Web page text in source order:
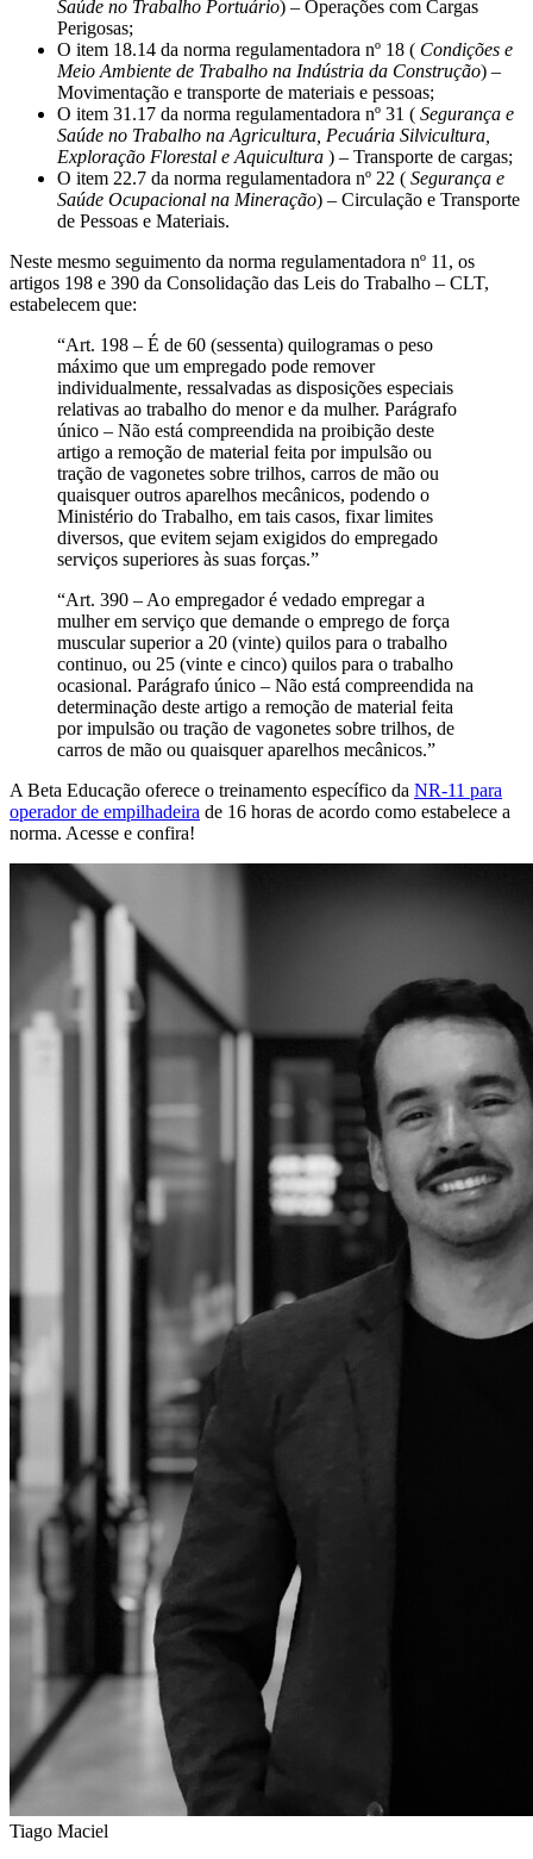
Saúde no Trabalho Portuário) – Operações com Cargas
Perigosas;
O item 18.14 da norma regulamentadora nº 18 ( Condições e
Meio Ambiente de Trabalho na Indústria da Construção) –
Movimentação e transporte de materiais e pessoas;
O item 31.17 da norma regulamentadora nº 31 ( Segurança e
Saúde no Trabalho na Agricultura, Pecuária Silvicultura,
Exploração Florestal e Aquicultura ) – Transporte de cargas;
O item 22.7 da norma regulamentadora nº 22 ( Segurança e
Saúde Ocupacional na Mineração) – Circulação e Transporte
de Pessoas e Materiais.
Neste mesmo seguimento da norma regulamentadora nº 11, os
artigos 198 e 390 da Consolidação das Leis do Trabalho – CLT,
estabelecem que:
“Art. 198 – É de 60 (sessenta) quilogramas o peso
máximo que um empregado pode remover
individualmente, ressalvadas as disposições especiais
relativas ao trabalho do menor e da mulher. Parágrafo
único – Não está compreendida na proibição deste
artigo a remoção de material feita por impulsão ou
tração de vagonetes sobre trilhos, carros de mão ou
quaisquer outros aparelhos mecânicos, podendo o
Ministério do Trabalho, em tais casos, fixar limites
diversos, que evitem sejam exigidos do empregado
serviços superiores às suas forças.”
“Art. 390 – Ao empregador é vedado empregar a
mulher em serviço que demande o emprego de força
muscular superior a 20 (vinte) quilos para o trabalho
continuo, ou 25 (vinte e cinco) quilos para o trabalho
ocasional. Parágrafo único – Não está compreendida na
determinação deste artigo a remoção de material feita
por impulsão ou tração de vagonetes sobre trilhos, de
carros de mão ou quaisquer aparelhos mecânicos.”
A Beta Educação oferece o treinamento específico da NR-11 para
operador de empilhadeira de 16 horas de acordo como estabelece a
norma. Acesse e confira!
Tiago Maciel